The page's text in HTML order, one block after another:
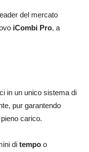
del mercato
iCombi Pro, a
in un unico sistema di
pur garantendo
carico.
di tempo o